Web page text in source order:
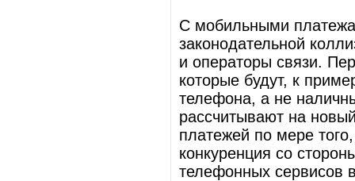
С мобильными
законодательной
и операторы связи.
которые будут, к
телефона, а не
рассчитывают на
платежей по мере
конкуренция со
телефонных сервисов